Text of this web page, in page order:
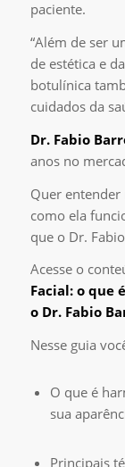
paciente.
“Além de ser
de estética e
botulínica
cuidados da
Dr. Fabio
anos no
Quer
como ela
que o Dr.
Acesse o
Facial: o que
o Dr. Fabio
Nesse guia
O que é
sua
Principais